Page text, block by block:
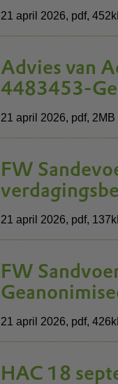
21 april 2026, pdf,
Advies van
4483453-
21 april 2026, pdf, 2MB
FW
21 april 2026, pdf,
FW
21 april 2026, pdf,
HAC 18